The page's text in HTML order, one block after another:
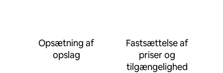
Opsætning af
opslag
Fastsættelse af
priser og
tilgængelighed